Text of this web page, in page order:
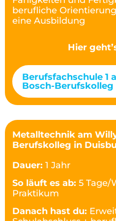
berufliche
eine Ausbildung
Hier
Berufsfachschule 1
Bosch-
Metalltechnik am
Berufskolleg in
Dauer: 1 Jahr
So läuft es ab: 5 Tage/
Praktikum
Danach hast du: